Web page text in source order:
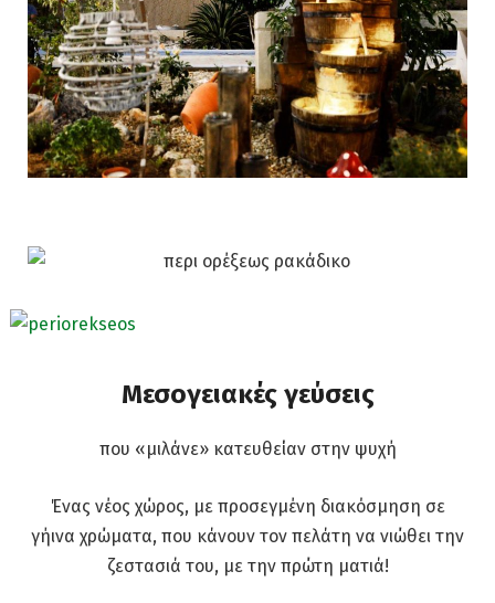
Μεσογειακές γεύσεις
που «μιλάνε» κατευθείαν στην ψυχή
Ένας νέος χώρος, με προσεγμένη διακόσμηση σε
γήινα χρώματα, που κάνουν τον πελάτη να νιώθει την
ζεστασιά του, με την πρώτη ματιά!